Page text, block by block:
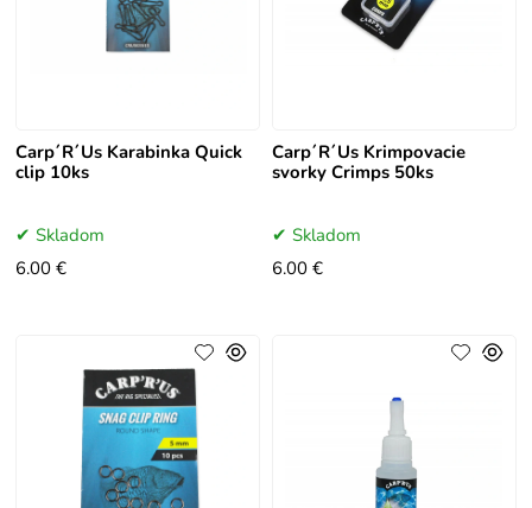
Carp´R´Us Karabinka Quick
clip 10ks
Skladom
6.00 €
Carp´R´Us Krimpovacie
svorky Crimps 50ks
Skladom
6.00 €